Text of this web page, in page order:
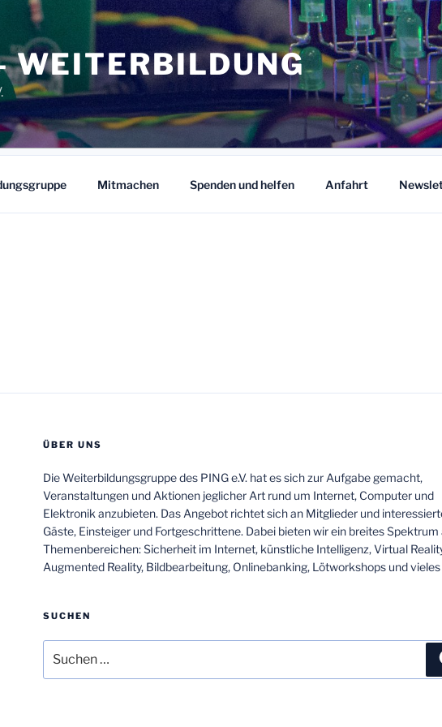
WEITERBILDUNG
Mitmachen Spenden und helfen Anfahrt
ÜBER UNS
Die Weiterbildungsgruppe des PING e.V. hat es sich zur Aufgabe gemacht,
Veranstaltungen und Aktionen jeglicher Art rund um Internet, Computer und
Elektronik anzubieten. Das Angebot richtet sich an Mitglieder und
Gäste, Einsteiger und Fortgeschrittene. Dabei bieten wir ein breites Spektrum
Themenbereichen: Sicherheit im Internet, künstliche Intelligenz, Virtual
Augmented Reality, Bildbearbeitung, Onlinebanking, Lötworkshops und vieles
SUCHEN
nach: